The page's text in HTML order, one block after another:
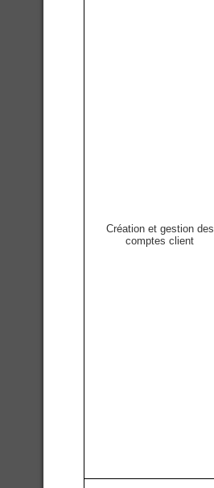
Création et gestion des
comptes client